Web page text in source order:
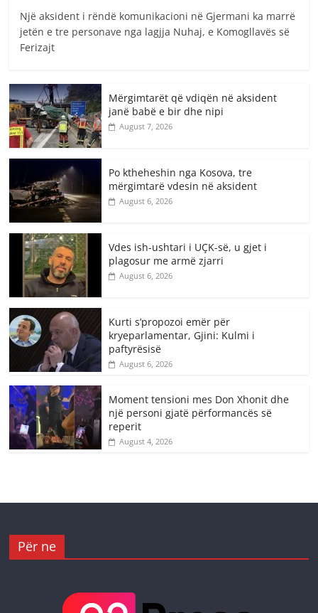
Një aksident i rëndë komunikacioni në Gjermani ka marrë
jetën e tre personave nga lagjja Nuhaj, e Komogllavës së
Ferizajt
Mërgimtarët që vdiqën në aksident
janë babë e bir dhe nipi
August 7, 2026
Po ktheheshin nga Kosova, tre
mërgimtarë vdesin në aksident
August 6, 2026
Vdes ish-ushtari i UÇK-së, u gjet i
plagosur me armë zjarri
August 6, 2026
Kurti s’propozoi emër për
kryeparlamentar, Gjini: Kulmi i
paftyrësisë
August 6, 2026
Moment tensioni mes Don Xhonit dhe
një personi gjatë përformancës së
reperit
August 4, 2026
Për ne